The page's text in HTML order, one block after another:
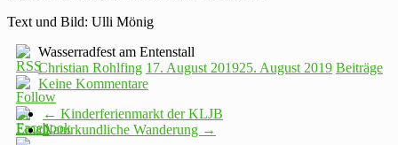
Text und Bild: Ulli Mönig
Wasserradfest am Entenstall
Christian Rohlfing 17. August 201925. August 2019 Beiträge
Keine Kommentare
← Kinderferienmarkt der KLJB
Naturkundliche Wanderung →